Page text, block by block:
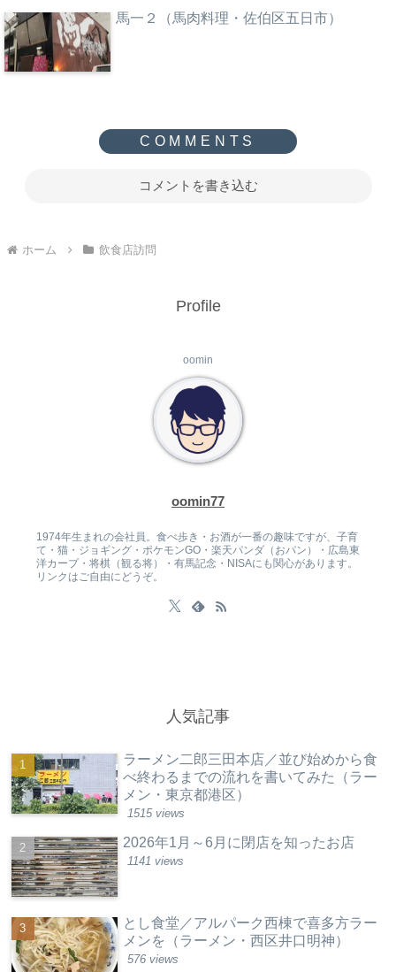
馬一２（馬肉料理・佐伯区五日市）
コメントを書き込む
ホーム 飲食店訪問
Profile
oomin
oomin77
1974年生まれの会社員。食べ歩き・お酒が一番の趣味ですが、子育
て・猫・ジョギング・ポケモンGO・楽天パンダ（おパン）・広島東
洋カープ・将棋（観る将）・有馬記念・NISAにも関心があります。
リンクはご自由にどうぞ。
人気記事
ラーメン二郎三田本店／並び始めから食
べ終わるまでの流れを書いてみた（ラー
メン・東京都港区）
1515 views
2026年1月～6月に閉店を知ったお店
1141 views
とし食堂／アルパーク西棟で喜多方ラー
メンを（ラーメン・西区井口明神）
576 views